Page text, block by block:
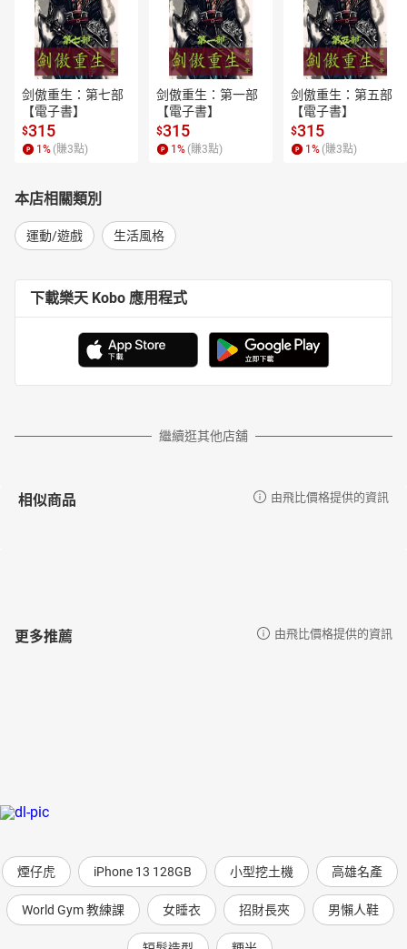
剑傲重生：第七部
【電子書】
$315
1 % (賺3點)
剑傲重生：第一部
【電子書】
$315
1 % (賺3點)
剑傲重生：第五部
【電子書】
$315
1 % (賺3點)
本店相關類別
運動/遊戲 生活風格
下載樂天 Kobo 應用程式
繼續逛其他店舖
相似商品 由飛比價格提供的資訊
更多推薦 由飛比價格提供的資訊
煙仔虎 iPhone 13 128GB 小型挖土機 高雄名產
World Gym 教練課 女睡衣 招財長夾 男懶人鞋